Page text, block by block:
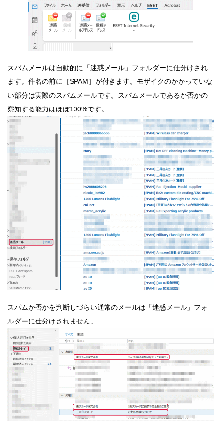
スパムメールは自動的に「迷惑メール」フォルダーに仕分けされ
ます。件名の前に［SPAM］が付きます。モザイクのかかっていな
い部分は実際のスパムメールです。スパムメールであるか否かの
察知する能力はほぼ100%です。
スパムか否かを判断しづらい通常のメールは「迷惑メール」フォ
ルダーに仕分けされません。